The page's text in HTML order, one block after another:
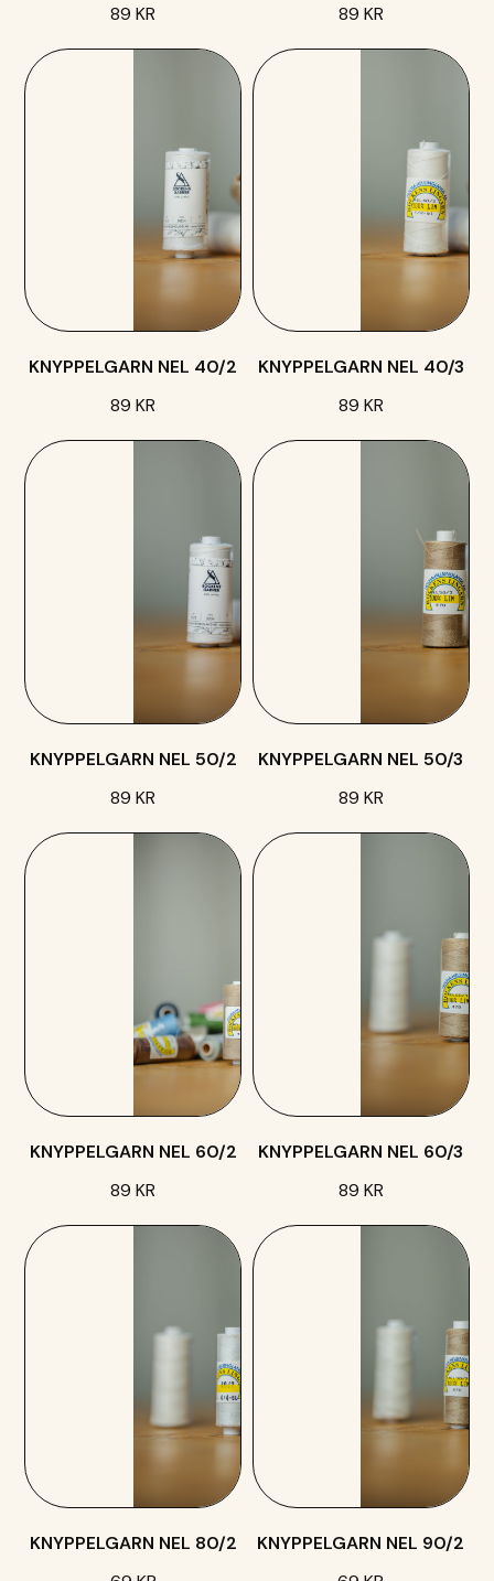
89 KR
89 KR
KNYPPELGARN NEL 40/2
89 KR
KNYPPELGARN NEL 40/3
89 KR
KNYPPELGARN NEL 50/2
89 KR
KNYPPELGARN NEL 50/3
89 KR
KNYPPELGARN NEL 60/2
89 KR
KNYPPELGARN NEL 60/3
89 KR
KNYPPELGARN NEL 80/2
KNYPPELGARN NEL 90/2